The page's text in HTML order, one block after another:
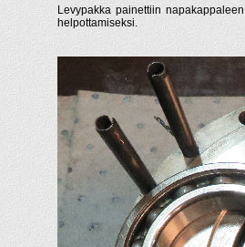
Levypakka painettiin
helpottamiseksi.